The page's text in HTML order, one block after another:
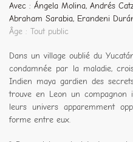
Avec : Ángela Molina, Andrés
Abraham Sarabia, Erandeni
Âge : Tout public
Dans un village oublié du
condamnée par la maladie,
Indien maya gardien des
trouve en Leon un compagnon
leurs univers apparemment
forme entre eux.